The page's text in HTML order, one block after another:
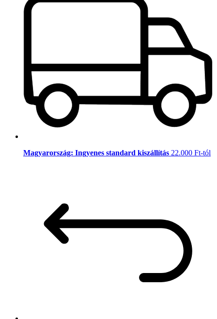
Magyarország: Ingyenes standard kiszállítás 22.000 Ft-tól